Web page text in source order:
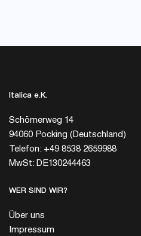
Italica e.K.
Schömerweg 14
94060 Pocking (Deutschland)
Telefon: +49 8538 2659988
MwSt: DE130244463
WER SIND WIR?
Über uns
Impressum